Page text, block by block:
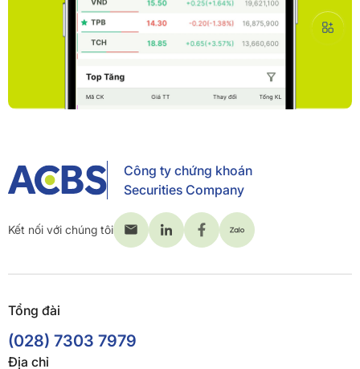
Công ty chứng khoán
Securities Company
Kết nối với chúng tôi
Tổng đài
(028) 7303 7979
Địa chỉ